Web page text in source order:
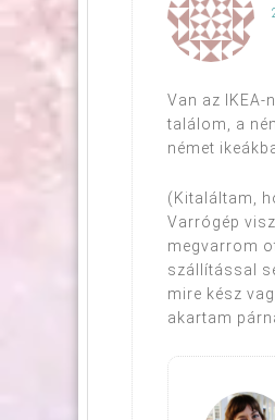
Van az
találom, a
német
(Kitaláltam,
Varrógép
megvarrom
szállítással
mire kész
akartam